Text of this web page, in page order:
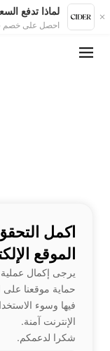
لماذا تدفع
احصل على خصم 15% في التطبيق
اكمل
الموقع
يرجى إكمال
حماية موقعنا على
فيها وسوء
الإنترنت آمنة.
شكرا لدعمكم.